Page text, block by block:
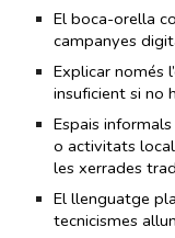
El boca-orella
campanyes
Explicar només
insuficient si no
Espais
o activitats
les xerrades
El llenguatge
tecnicismes